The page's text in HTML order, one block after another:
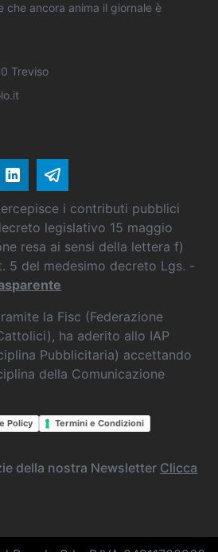
che ancora anima il giornale è
Treviso
i contributi pubblici
legislativo 15 maggio
resa ai sensi della lettera f)
5 del medesimo decreto Lgs. -
la Fisc (Federazione
ha aderito allo IAP
Pubblicitaria) accettando
della Comunicazione
Policy Termini e Condizioni
della nostra Newsletter Clicca